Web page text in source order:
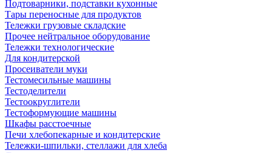
Подтоварники, подставки кухонные
Тары переносные для продуктов
Тележки грузовые складские
Прочее нейтральное оборудование
Тележки технологические
Для кондитерской
Просеиватели муки
Тестомесильные машины
Тестоделители
Тестоокруглители
Тестоформующие машины
Шкафы расстоечные
Печи хлебопекарные и кондитерские
Тележки-шпильки, стеллажи для хлеба